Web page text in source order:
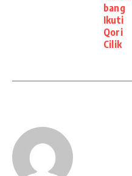
bang
Ikuti
Qori
Cilik